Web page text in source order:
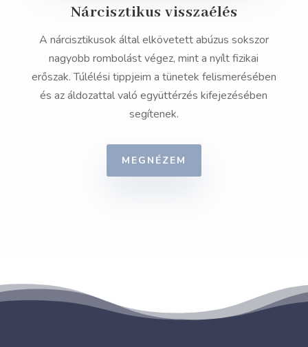
Nárcisztikus visszaélés
A nárcisztikusok által elkövetett abúzus sokszor
nagyobb rombolást végez, mint a nyílt fizikai
erőszak. Túlélési tippjeim a tünetek felismerésében
és az áldozattal való együttérzés kifejezésében
segítenek.
MEGNÉZEM